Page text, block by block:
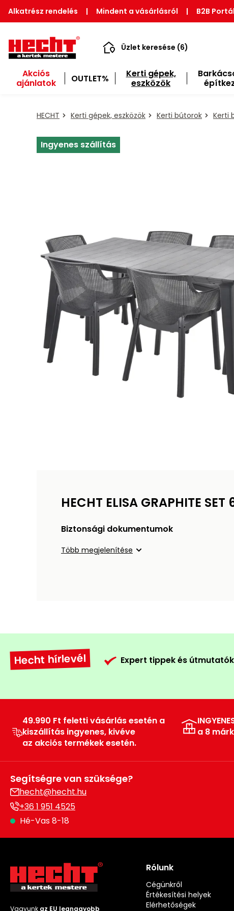
Alkatrész rendelés | Mindent a vásárlásról | B2B Portál
Üzlet keresése (6)
Akciós
ajánlatok
OUTLET%
Kerti gépek,
eszközök
HECHT Kerti gépek, eszközök Kerti bútorok Kerti
Ingyenes szállítás
HECHT ELISA GRAPHITE SET
Biztonsági dokumentumok
Több megjelenítése
Hecht hírlevél Expert tippek és útmutatók
49.990 Ft feletti vásárlás esetén a
kiszállítás ingyenes, kivéve
az akciós termékek esetén.
a 8
Segítségre van szüksége?
hecht@hecht.hu
+36 1 951 4525
Hé-Vas 8-18
Vagyunk az EU legnagyobb
Rólunk
Cégünkről
Értékesítési helyek
Elérhetőségek